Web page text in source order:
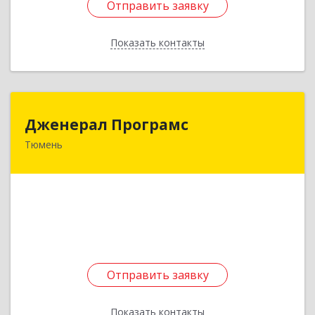
Отправить заявку
Показать контакты
Отправить заявку
Назад
Дженерал Програмс
Тюмень
Отправить заявку
Показать контакты
625000, Тюменская обл, Тюмень г, Республики
Отправить заявку
Назад